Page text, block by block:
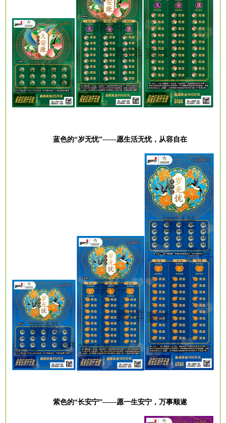
蓝色的“岁无忧”——愿生活无忧，从容自在
紫色的“长安宁”——愿一生安宁，万事顺遂